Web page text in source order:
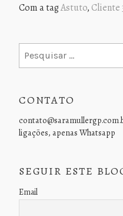
Com a tagAstuto, Cliente
por:
CONTATO
ligações, apenas Whatsapp
SEGUIR ESTE
Email